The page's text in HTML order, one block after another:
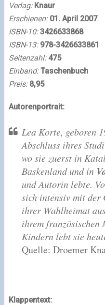
Verlag: Knaur
Erschienen: 01. April 2007
ISBN-10: 3426633868
ISBN-13: 978-3426633861
Seitenzahl: 475
Einband: Taschenbuch
Preis: 8,95
Autorenportrait:
Lea Korte, geboren
Abschluss ihres
wo sie zuerst in
Baskenland und in
und Autorin lebte.
sich intensiv mit der
ihrer Wahlheimat
ihrem französischen
Kindern lebt sie
Quelle: Droemer
Klappentext: